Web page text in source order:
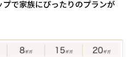
で家族にぴったりのプランが